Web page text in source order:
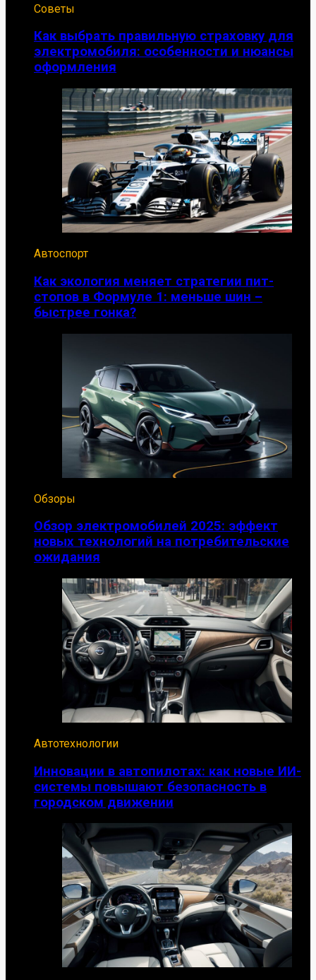
Советы
Как выбрать правильную страховку для
электромобиля: особенности и нюансы
оформления
Автоспорт
Как экология меняет стратегии пит-
стопов в Формуле 1: меньше шин –
быстрее гонка?
Обзоры
Обзор электромобилей 2025: эффект
новых технологий на потребительские
ожидания
Автотехнологии
Инновации в автопилотах: как новые ИИ-
системы повышают безопасность в
городском движении